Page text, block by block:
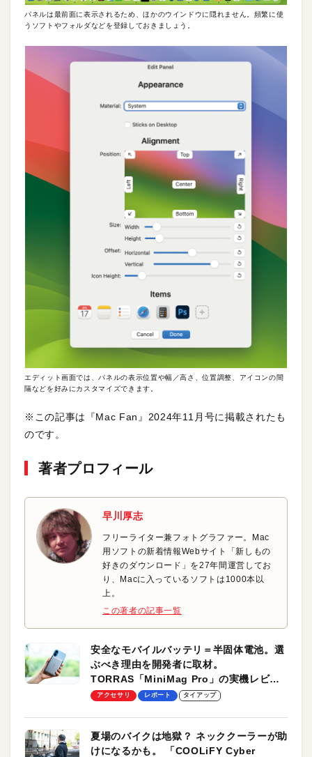
パネルは最前面に表示されるため、ほかのウインドウに隠れません。頻繁に使
うソフトやフォルダなどを登録しておきましょう。
エディット画面では、パネルの表示位置や幅／高さ、位置調整、アイコンの間
隔などを好みにカスタマイズできます。
※この記事は『Mac Fan』2024年11月号に掲載されたも
のです。
著者プロフィール
早川厚志
フリーライター兼フォトグラファー。Mac
用ソフトの新着情報Webサイト「新しもの
好きのダウンロード」を27年間運営してお
り、Macに入っているソフトは1000本以
上。
この著者の記事一覧
安全なモバイルバッテリ＝半固体電池。選
ぶべき理由を開発者に取材。
TORRAS「MiniMag Pro」の実機レビュ
ーも
アクセサリ レポート タイアップ
夏場のバイクは地獄？ ネッククーラーが助
けになるかも。 「COOLiFY Cyber